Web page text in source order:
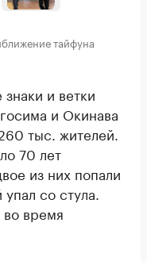
тайфуна
и ветки
и Окинава
тыс. жителей.
70 лет
из них попали
со стула.
время